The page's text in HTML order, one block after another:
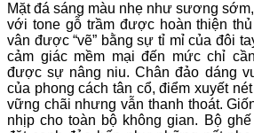
Mặt đá sáng màu nhẹ như sương
với tone gỗ trầm được hoàn thiện
vân được “vẽ” bằng sự tỉ mỉ của đôi
cảm giác mềm mại đến mức chỉ
được sự nâng niu. Chân đảo dáng
của phong cách tân cổ, điểm xuyết
vững chãi nhưng vẫn thanh thoát.
nhịp cho toàn bộ không gian. Bộ